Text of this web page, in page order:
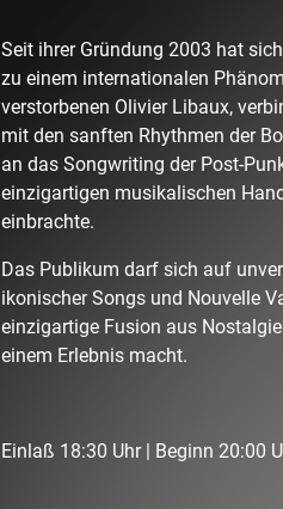
Seit ihrer Gründung 2003 hat
zu einem internationalen
verstorbenen Olivier Libaux,
mit den sanften Rhythmen der
an das Songwriting der Post-
einzigartigen musikalischen
einbrachte.
Das Publikum darf sich auf
ikonischer Songs und Nouvelle
einzigartige Fusion aus
einem Erlebnis macht.
Einlaß 18:30 Uhr | Beginn 20:00